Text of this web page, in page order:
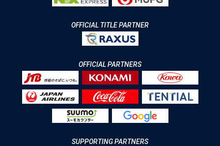
OFFICIAL TITLE PARTNER
OFFICIAL PARTNERS
SUPPORTING PARTNERS